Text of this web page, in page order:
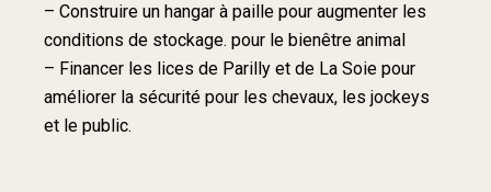
– Construire un hangar à paille pour augmenter les
conditions de stockage. pour le bienêtre animal
– Financer les lices de Parilly et de La Soie pour
améliorer la sécurité pour les chevaux, les jockeys
et le public.